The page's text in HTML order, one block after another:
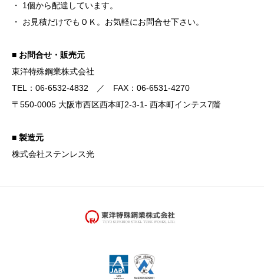
・ 1個から配達しています。
・ お見積だけでもＯＫ。お気軽にお問合せ下さい。
■ お問合せ・販売元
東洋特殊鋼業株式会社
TEL：06-6532-4832 ／ FAX：06-6531-4270
〒550-0005 大阪市西区西本町2-3-1- 西本町インテス7階
■ 製造元
株式会社ステンレス光